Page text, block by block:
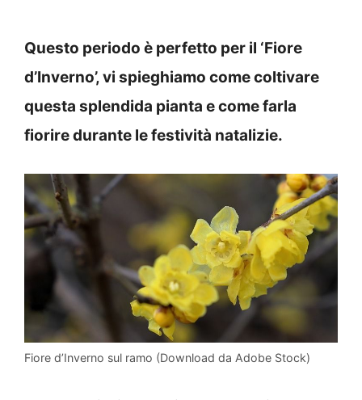
Questo periodo è perfetto per il ‘Fiore
d’Inverno’, vi spieghiamo come coltivare
questa splendida pianta e come farla
fiorire durante le festività natalizie.
Fiore d’Inverno sul ramo (Download da Adobe Stock)